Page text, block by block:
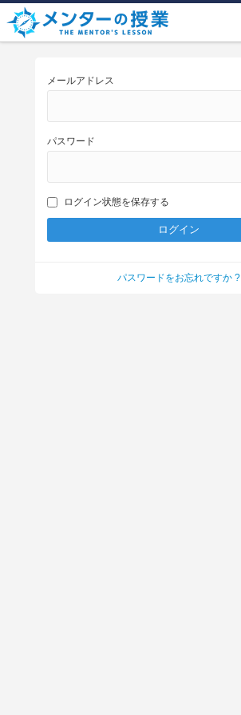
メールアドレス
パスワード
ログイン状態を保存する
パスワードをお忘れですか ?